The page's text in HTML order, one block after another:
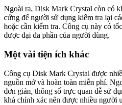
Ngoài ra, Disk Mark Crystal còn có
cứng để người sử dụng kiểm tra lại
hoặc cần kiểm tra. Công cụ này có
được đại đa phần của người dùng.
Một vài tiện ích khác
Công cụ Disk Mark Crystal được
nguồn mở và hoàn toàn miễn phí.
đơn giản, thông số trực quan dễ sử
khá chính xác nên được nhiều người